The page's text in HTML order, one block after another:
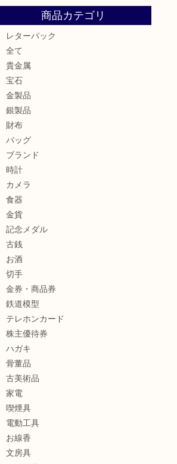
商品カテゴリ
レターパック
全て
貴金属
宝石
金製品
銀製品
財布
バッグ
ブランド
時計
カメラ
食器
金貨
記念メダル
古銭
お酒
切手
金券・商品券
鉄道模型
テレホンカード
株主優待券
ハガキ
骨董品
古美術品
家電
喫煙具
電動工具
お線香
文房具